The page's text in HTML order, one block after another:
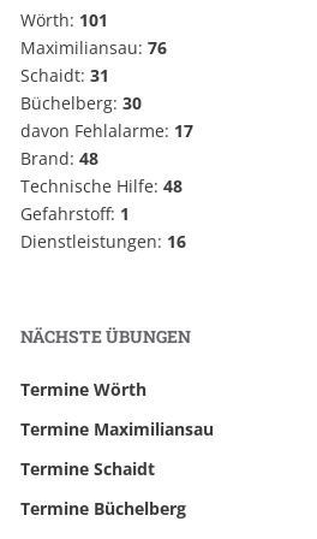
Wörth: 101
Maximiliansau: 76
Schaidt: 31
Büchelberg: 30
davon Fehlalarme: 17
Brand: 48
Technische Hilfe: 48
Gefahrstoff: 1
Dienstleistungen: 16
NÄCHSTE ÜBUNGEN
Termine Wörth
Termine Maximiliansau
Termine Schaidt
Termine Büchelberg